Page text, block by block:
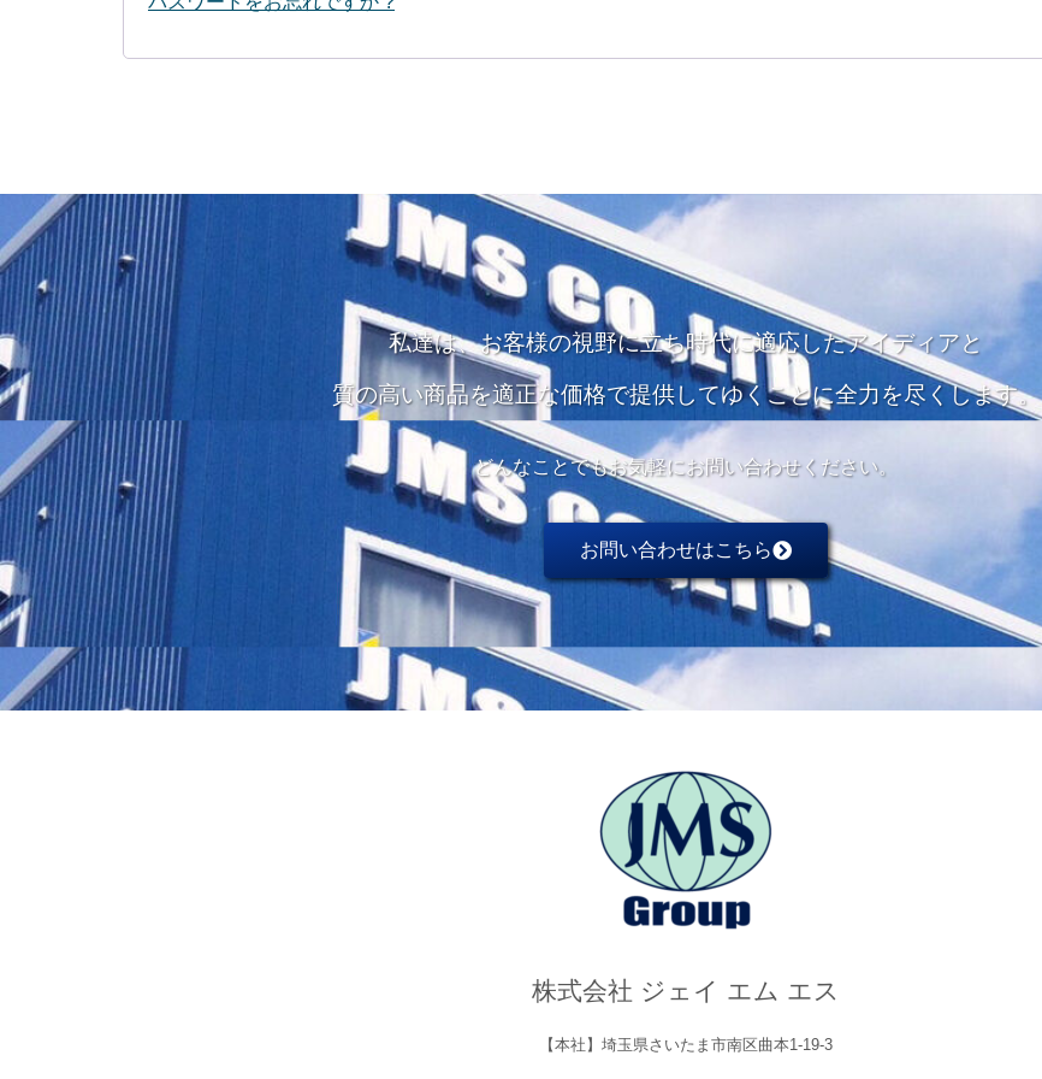
私達は、お客様の視野に立ち時代に適応したアイディアと
質の高い商品を適正な価格で提供してゆくことに全力を尽くします。
どんなことでもお気軽にお問い合わせください。
お問い合わせはこちら
株式会社 ジェイ エム エス
【本社】埼玉県さいたま市南区曲本1-19-3